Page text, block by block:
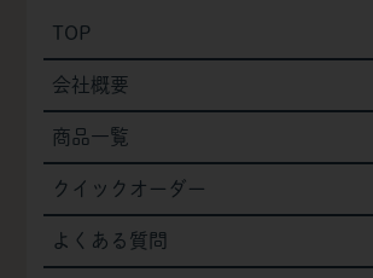
TOP
会社概要
商品一覧
クイックオーダー
よくある質問